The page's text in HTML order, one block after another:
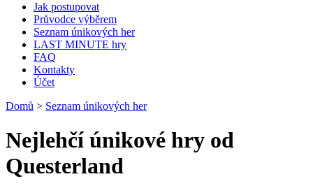
Jak postupovat
Průvodce výběrem
Seznam únikových her
LAST MINUTE hry
FAQ
Kontakty
Účet
Domů > Seznam únikových her
Nejlehčí únikové hry od
Questerland